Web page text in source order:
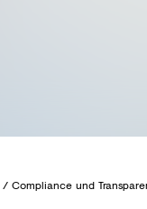
/ Compliance und